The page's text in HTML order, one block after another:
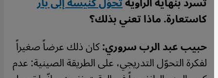
كاستعارة. ماذا تعني بذلك؟
حبيب عبد الرب سروري:كان ذلك عرضاً صغيراً
لفكرة التحوّل التدريجي، على الطريقة الصينية: عدم